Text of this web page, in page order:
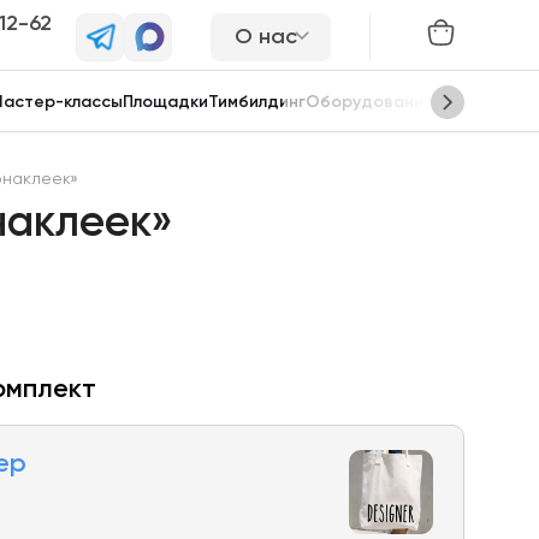
62
О нас
классы ПлощадкиТимбилдингОборудование Сцены